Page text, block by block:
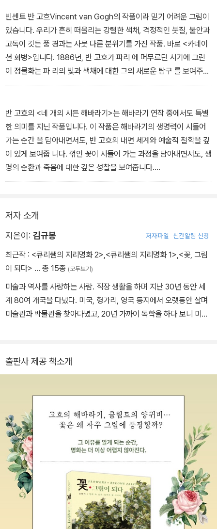
빈센트 반 고흐Vincent van Gogh의 작품이라 믿기 어려운 그림이
있습니다. 우리가 흔히 떠올리는 강렬한 색채, 격정적인 붓질, 불안과
고독이 깃든 풍 경과는 사뭇 다른 분위기를 가진 작품. 바로 <카네이
션 화병>입니다. 1886년, 반 고흐가 파리 에 머무르던 시기에 그린
이 정물화는 파 리의 빛과 색채에 대한 그의 새로운 탐구 를 보여주는
특별한 작품입니다.
반 고흐의 <네 개의 시든 해바라기>는 해바라기 연작 중에서도 특별
한 의미를 지닌 작품입니다. 이 작품은 해바라기의 생명력이 시들어
가는 순간 을 담아내면서도, 반 고흐의 내면 세계와 예술적 철학을 깊
이 있게 보여줍 니다. 꺾인 꽃이 시들어 가는 과정을 담아내면서도, 생
명의 순환과 죽음에 대한 깊은 성찰을 보여줍니다.
- <4장 인생무상 人生無常> 중에서
저자 소개
지은이: 김규봉 저자파일 신간알림 신청
최근작 : <큐리쌤의 지리명화 2> <큐리쌤의 지리명화 1> <꽃, 그림
이 되다> … 총 15종 (모두보기)
미술과 역사를 사랑하는 사람. 직장 생활을 하며 지난 30년 동안 세
계 80여 개국을 다녔다. 미국, 헝가리, 영국 등지에서 오랫동안 살며
미술관과 박물관을 찾아다녔고, 20년 가까이 독학을 하다 보니 미술
사, 영화, 지리 등 다양한 이야기를 바탕으로 글을 쓰고 알리는 일에
시간대학교 MBA를 수료했다. 지은 책으로는 『꽃, 그림이 되다』, 『로
마사 미술관 1, 2, 3』, 『미래의 런던, 아이코닉 런던』(공저), 『뜻밖의
화가들이 주는 위안』(공저)이 있다.
출판사 제공 책소개